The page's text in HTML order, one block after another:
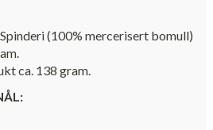
(100% mercerisert bomull)
ca. 138 gram.